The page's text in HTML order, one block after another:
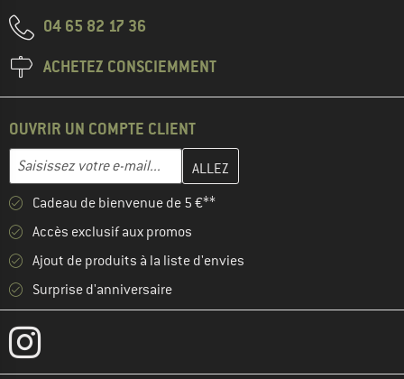
04 65 82 17 36
ACHETEZ CONSCIEMMENT
OUVRIR UN COMPTE CLIENT
Adresse e-mail
Entrez votre adresse e-mail ici et créez votre compte client à la
Cadeau de bienvenue de 5 €**
Accès exclusif aux promos
Ajout de produits à la liste d'envies
Surprise d'anniversaire